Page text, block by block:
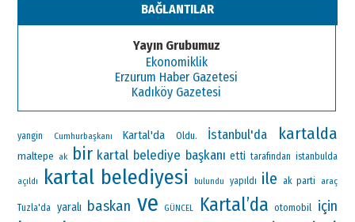
BAĞLANTILAR
Yayın Grubumuz
Ekonomiklik
Erzurum Haber Gazetesi
Kadıköy Gazetesi
yangin Cumhurbaşkanı Kartal'da Oldu. İstanbul'da kartalda
maltepe ak bir kartal belediye başkanı etti tarafından istanbulda
açıldı kartal belediyesi bulundu yapıldı ile ak parti araç
Tuzla'da yaralı baskan ve GÜNCEL Kartal’da otomobil için